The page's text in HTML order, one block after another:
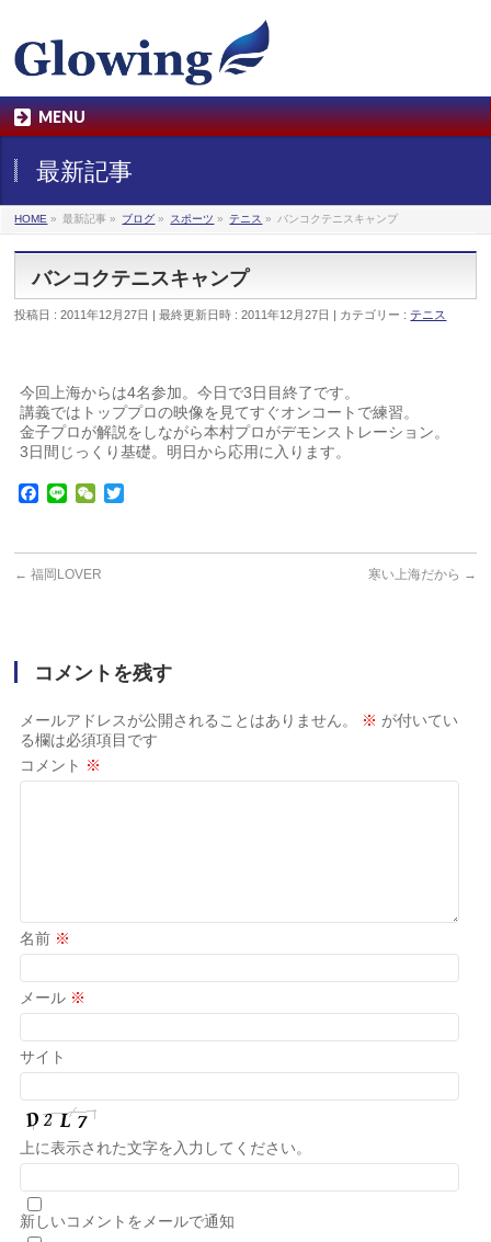
MENU
最新記事
HOME » 最新記事 » ブログ » スポーツ » テニス » バンコクテニスキャンプ
バンコクテニスキャンプ
投稿日 : 2011年12月27日 最終更新日時 : 2011年12月27日 カテゴリー :テニス
今回上海からは4名参加。今日で3日目終了です。
講義ではトッププロの映像を見てすぐオンコートで練習。
金子プロが解説をしながら本村プロがデモンストレーション。
3日間じっくり基礎。明日から応用に入ります。
Facebook
Line WeChat
← 福岡LOVER 寒い上海だから →
コメントを残す
メールアドレスが公開されることはありません。 ※ が付いてい
る欄は必須項目です
コメント ※
名前 ※
メール ※
サイト
上に表示された文字を入力してください。
新しいコメントをメールで通知